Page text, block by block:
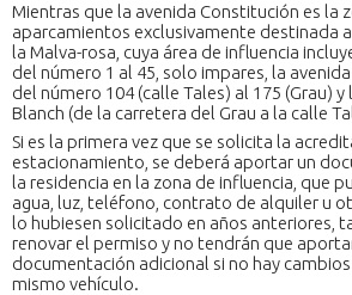
Mientras que la avenida Constitución es la
aparcamientos exclusivamente destinada
la Malva-rosa, cuya área de influencia
del número 1 al 45, solo impares, la
del número 104 (calle Tales) al 175 (Grau) y
Blanch (de la carretera del Grau a la calle
Si es la primera vez que se solicita la
estacionamiento, se deberá aportar un
la residencia en la zona de influencia, que
agua, luz, teléfono, contrato de alquiler u
lo hubiesen solicitado en años anteriores,
renovar el permiso y no tendrán que
documentación adicional si no hay
mismo vehículo.